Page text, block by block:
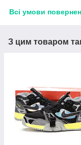
Всі умови
З цим товаром